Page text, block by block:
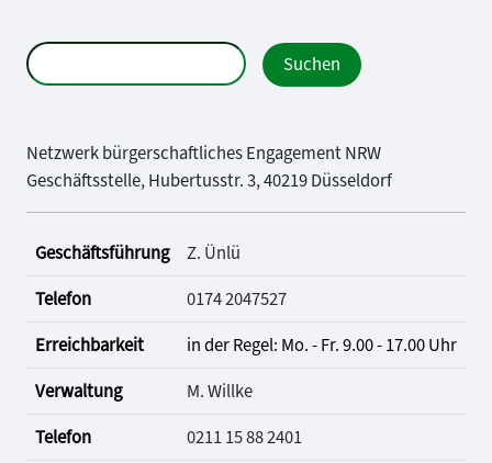
Netzwerk bürgerschaftliches Engagement NRW
Geschäftsstelle, Hubertusstr. 3, 40219 Düsseldorf
Geschäftsführung
Z. Ünlü
Telefon
0174 2047527
Erreichbarkeit
in der Regel: Mo. - Fr. 9.00 - 17.00 Uhr
Verwaltung
M. Willke
Telefon
0211 15 88 2401